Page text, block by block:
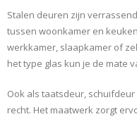
Stalen deuren zijn
tussen woonkamer en
werkkamer, slaapkamer of
het type glas kun je de mate
Ook als taatsdeur,
recht. Het maatwerk zorgt